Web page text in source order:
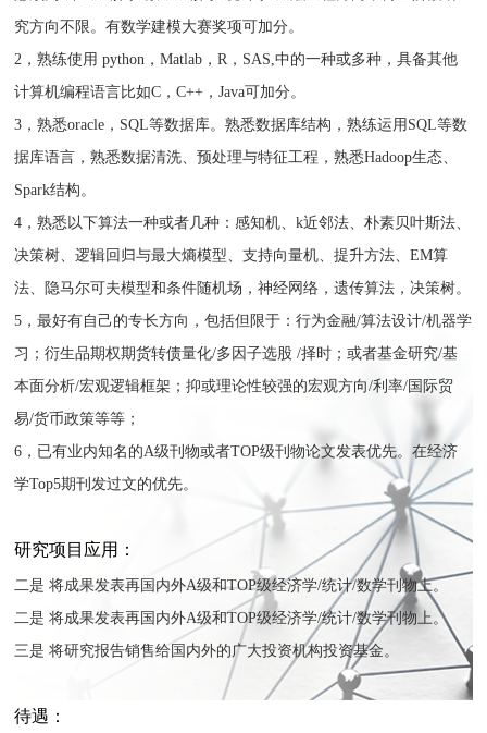
究方向不限。有数学建模大赛奖项可加分。
2，熟练使用 python，Matlab，R，SAS,中的一种或多种，具备其他
计算机编程语言比如C，C++，Java可加分。
3，熟悉oracle，SQL等数据库。熟悉数据库结构，熟练运用SQL等数
据库语言，熟悉数据清洗、预处理与特征工程，熟悉Hadoop生态、
Spark结构。
4，熟悉以下算法一种或者几种：感知机、k近邻法、朴素贝叶斯法、
决策树、逻辑回归与最大熵模型、支持向量机、提升方法、EM算
法、隐马尔可夫模型和条件随机场，神经网络，遗传算法，决策树。
5，最好有自己的专长方向，包括但限于：行为金融/算法设计/机器学
习；衍生品期权期货转债量化/多因子选股 /择时；或者基金研究/基
本面分析/宏观逻辑框架；抑或理论性较强的宏观方向/利率/国际贸
易/货币政策等等；
6，已有业内知名的A级刊物或者TOP级刊物论文发表优先。在经济
学Top5期刊发过文的优先。
研究项目应用：
二是 将成果发表再国内外A级和TOP级经济学/统计/数学刊物上。
二是 将成果发表再国内外A级和TOP级经济学/统计/数学刊物上。
三是 将研究报告销售给国内外的广大投资机构投资基金。
待遇：